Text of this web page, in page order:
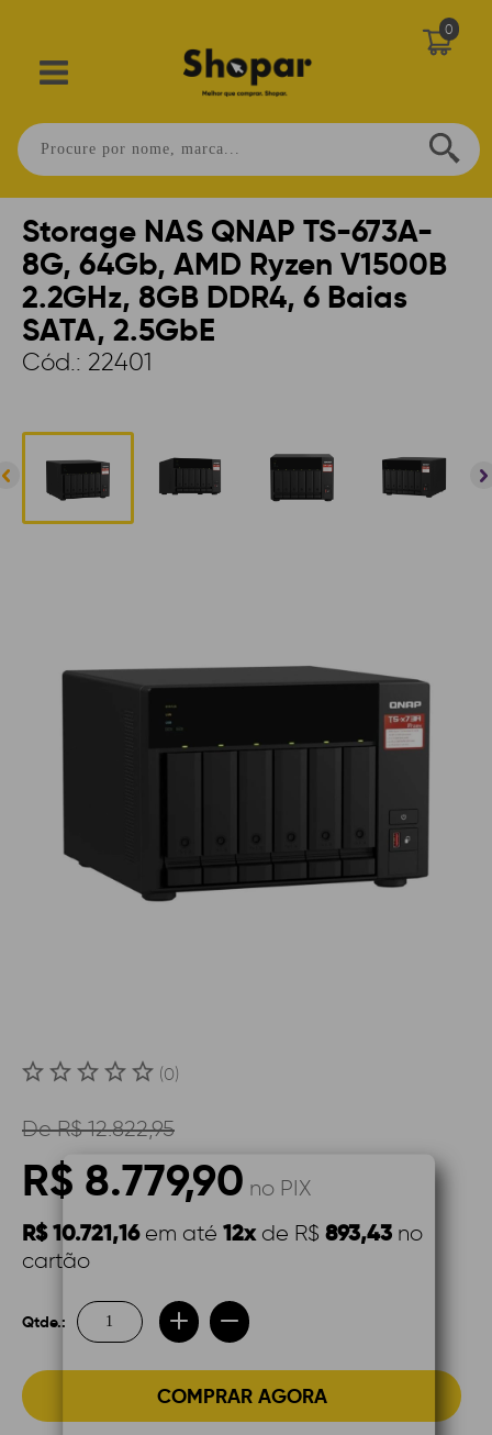
0
Storage NAS QNAP TS-673A-
8G, 64Gb, AMD Ryzen V1500B
2.2GHz, 8GB DDR4, 6 Baias
SATA, 2.5GbE
Cód.: 22401
(0)
DeR$ 12.822,95
R$ 8.779,90 no PIX
R$ 10.721,16em até 12xde R$ 893,43 no
cartão
Qtde.:
COMPRAR AGORA